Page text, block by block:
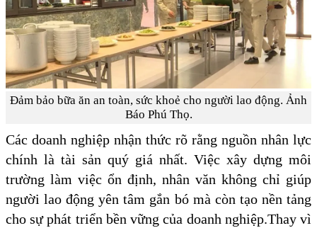
Đảm bảo bữa ăn an toàn, sức khoẻ cho người lao động. Ảnh
Báo Phú Thọ.
Các doanh nghiệp nhận thức rõ rằng nguồn nhân lực
chính là tài sản quý giá nhất. Việc xây dựng môi
trường làm việc ổn định, nhân văn không chỉ giúp
người lao động yên tâm gắn bó mà còn tạo nền tảng
cho sự phát triển bền vững của doanh nghiệp.Thay vì